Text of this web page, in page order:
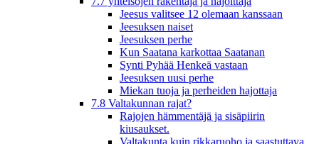
Jeesus valitsee 12 olemaan kanssaan
Jeesuksen naiset
Jeesuksen perhe
Kun Saatana karkottaa Saatanan
Synti Pyhää Henkeä vastaan
Jeesuksen uusi perhe
Miekan tuoja ja perheiden hajottaja
7.8 Valtakunnan rajat?
Rajojen hämmentäjä ja sisäpiirin
kiusaukset.